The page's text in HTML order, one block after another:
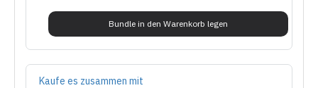
Bundle in den Warenkorb legen
Kaufe es zusammen mit